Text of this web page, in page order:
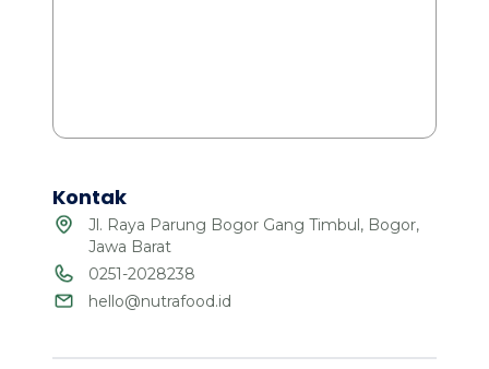
Kontak
Jl. Raya Parung Bogor Gang Timbul, Bogor,
Jawa Barat
0251-2028238
hello@nutrafood.id